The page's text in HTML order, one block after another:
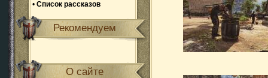
• Список рассказов
Рекомендуем
О сайте